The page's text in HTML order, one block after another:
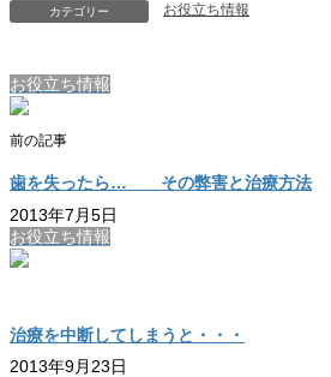
カテゴリー お役立ち情報
お役立ち情報
前の記事
歯を失ったら… その弊害と治療方法
2013年7月5日
お役立ち情報
治療を中断してしまうと・・・
2013年9月23日